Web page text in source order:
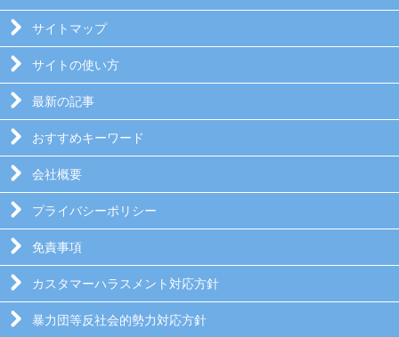
サイトマップ
サイトの使い方
最新の記事
おすすめキーワード
会社概要
プライバシーポリシー
免責事項
カスタマーハラスメント対応方針
暴力団等反社会的勢力対応方針